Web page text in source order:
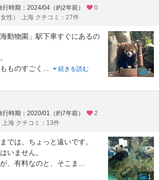
行時期：2024/04（約2年前）
0
性） 上海 クチコミ：27件
動物園」駅下車すぐにあるの
ものすごく
続きを読む
7
行時期：2020/01（約7年前）
2
上海 クチコミ：13件
では、ちょっと遠いです。
いません。
、有料なのと、そこま
1